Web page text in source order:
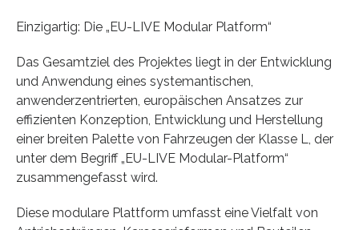
Einzigartig: Die „EU-LIVE Modular Platform“
Das Gesamtziel des Projektes liegt in der Entwicklung
und Anwendung eines systemantischen,
anwenderzentrierten, europäischen Ansatzes zur
effizienten Konzeption, Entwicklung und Herstellung
einer breiten Palette von Fahrzeugen der Klasse L, der
unter dem Begriff „EU-LIVE Modular-Platform“
zusammengefasst wird.
Diese modulare Plattform umfasst eine Vielfalt von